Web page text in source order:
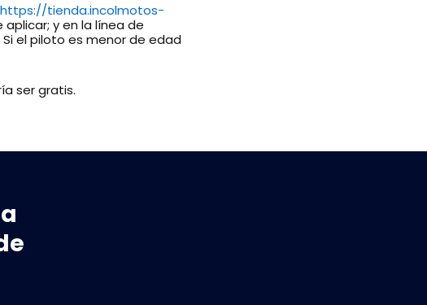
https://tienda.incolmotos-
y en la línea de
el piloto es menor de edad
ser gratis.